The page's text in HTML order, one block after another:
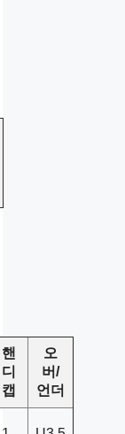
핸
디
캡
오
버/
언더